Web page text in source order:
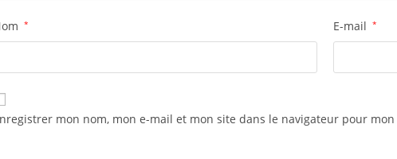
* E-mail *
mon nom, mon e-mail et mon site dans le navigateur pour